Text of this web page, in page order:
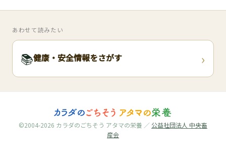
あわせて読みたい
📚健康・安全情報をさがす ›
©2004-2026 カラダのごちそう アタマの栄養 ／公益社団法人 中央畜
産会